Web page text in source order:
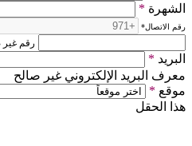
الشهرة *
رقم الاتصال*
رقم غير
البريد *
معرف البريد الإلكتروني غير صالح
موقع *
هذا الحقل